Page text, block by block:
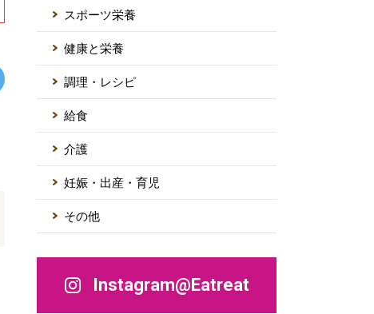
スポーツ栄養
健康と栄養
調理・レシピ
給食
介護
妊娠・出産・育児
その他
Instagram@Eatreat